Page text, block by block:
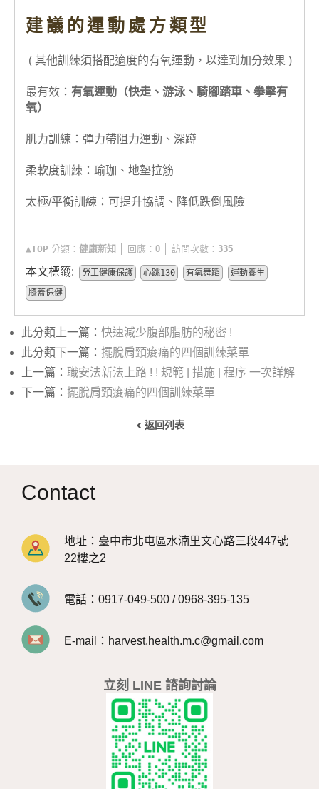
建議的運動處方類型
( 其他訓練須搭配適度的有氧運動，以達到加分效果 )
最有效： 有氧運動（快走、游泳、騎腳踏車、拳擊有
氧）
肌力訓練：彈力帶阻力運動、深蹲
柔軟度訓練：瑜珈、地墊拉筋
太極/平衡訓練：可提升協調、降低跌倒風險
▲TOP 分類： 健康新知 │ 回應： 0 │ 訪問次數： 335
本文標籤: 勞工健康保護 心跳130 有氧舞蹈
運動養生
膝蓋保健
此分類上一篇： 快速減少腹部脂肪的秘密 !
此分類下一篇： 擺脫肩頸痠痛的四個訓練菜單
上一篇： 職安法新法上路 ! ! 規範 | 措施 | 程序 一次詳解
下一篇： 擺脫肩頸痠痛的四個訓練菜單
返回列表
Contact
地址： 臺中市北屯區水湳里文心路三段447號
22樓之2
電話： 0917-049-500 /0968-395-135
E-mail： harvest.health.m.c@gmail.com
立刻 LINE 諮詢討論